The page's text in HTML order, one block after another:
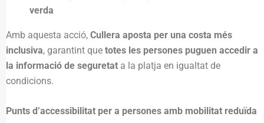
verda
Amb aquesta acció, Cullera aposta per una costa més
inclusiva, garantint que totes les persones puguen accedir a
la informació de seguretat a la platja en igualtat de
condicions.
Punts d’accessibilitat per a persones amb mobilitat reduïda